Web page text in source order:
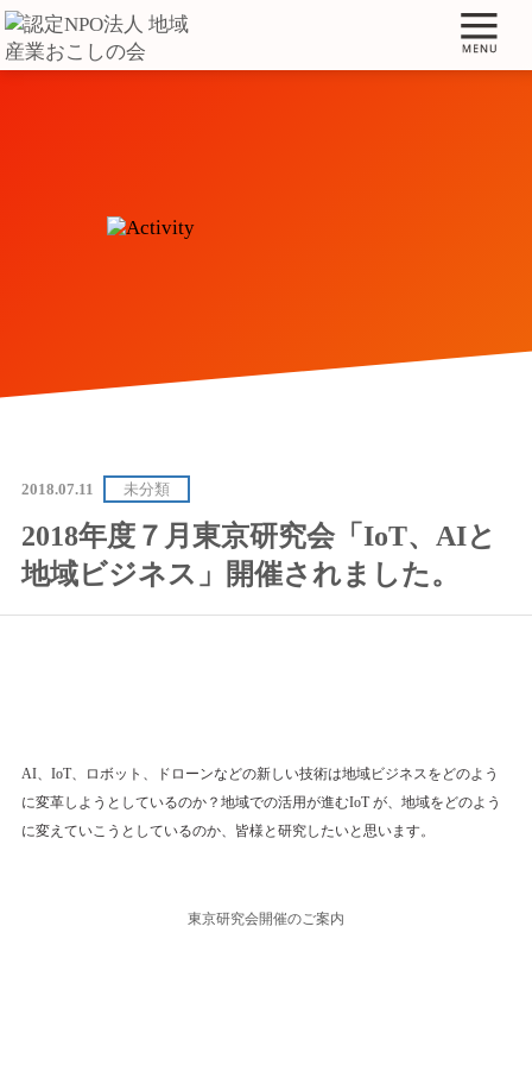
2018.07.11 未分類
2018年度７月東京研究会「IoT、AIと
地域ビジネス」開催されました。
AI、IoT、ロボット、ドローンなどの新しい技術は地域ビジネスをどのよう
に変革しようとしているのか？地域での活用が進むIoT が、地域をどのよう
に変えていこうとしているのか、皆様と研究したいと思います。
東京研究会開催のご案内